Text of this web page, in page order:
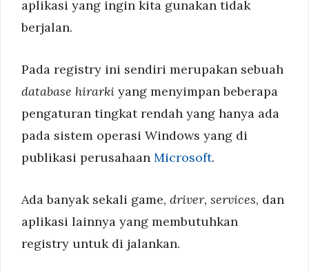
aplikasi yang ingin kita gunakan tidak
berjalan.
Pada registry ini sendiri merupakan sebuah
database hirarki yang menyimpan beberapa
pengaturan tingkat rendah yang hanya ada
pada sistem operasi Windows yang di
publikasi perusahaan Microsoft.
Ada banyak sekali game, driver, services, dan
aplikasi lainnya yang membutuhkan
registry untuk di jalankan.